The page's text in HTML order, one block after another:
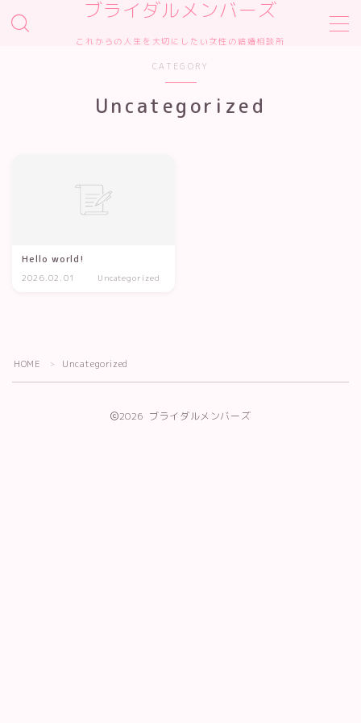
ブライダルメンバーズ
これからの人生を大切にしたい女性の結婚相談所
デモプリセット記事 #2
プライバシーポリシー
CATEGORY
Uncategorized
Hello world!
2026.02.01 Uncategorized
HOME ＞ Uncategorized
2026 ブライダルメンバーズ